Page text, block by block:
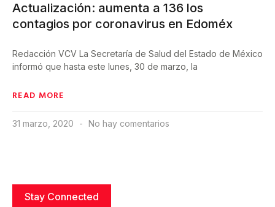
Actualización: aumenta a 136 los
contagios por coronavirus en Edoméx
Redacción VCV La Secretaría de Salud del Estado de México
informó que hasta este lunes, 30 de marzo, la
READ MORE
31 marzo, 2020 No hay comentarios
Stay Connected